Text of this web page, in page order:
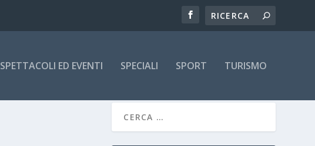
SPETTACOLI ED EVENTI SPECIALI SPORT TURISMO